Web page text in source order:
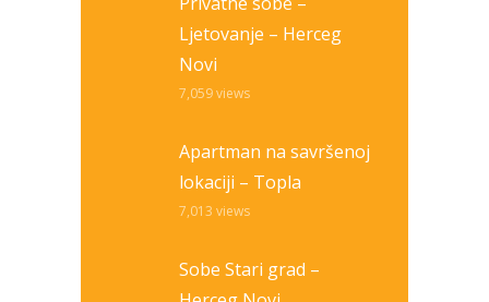
Ljetovanje – Herceg
Novi
7,059views
Apartman na savršenoj
lokaciji – Topla
7,013 views
Sobe Stari grad –